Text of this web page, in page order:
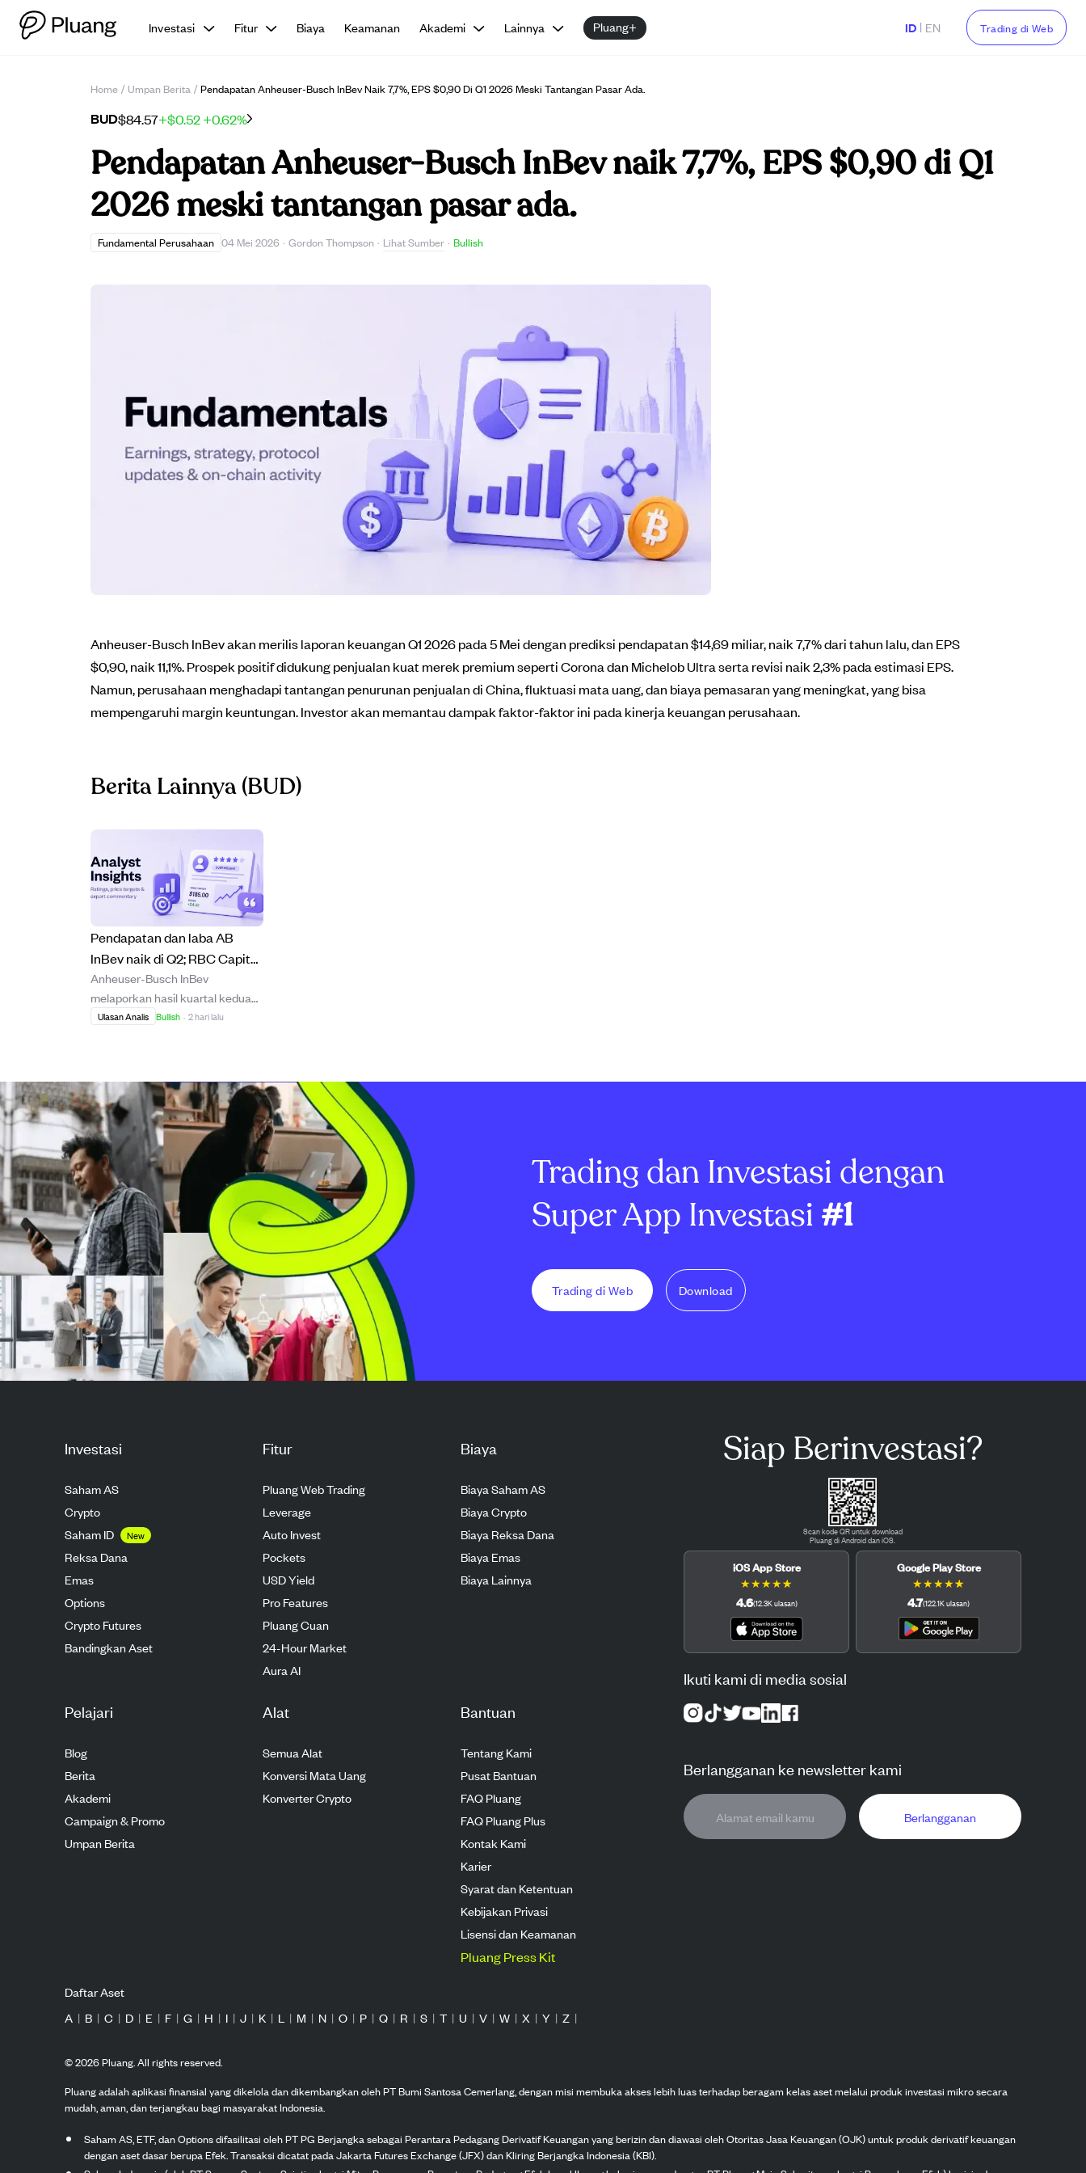
Investasi Fitur Biaya Keamanan Akademi Lainnya Pluang+ ID | EN Trading di Web
Home / Umpan Berita / Pendapatan Anheuser-Busch InBev Naik 7,7%, EPS $0,90 Di Q1 2026 Meski Tantangan Pasar Ada.
BUD$84.57+$0.52+0.62%
Pendapatan Anheuser-Busch InBev naik 7,7%, EPS $0,90 di Q1
2026 meski tantangan pasar ada.
Fundamental Perusahaan 04 Mei 2026 · Gordon Thompson · Lihat Sumber · Bullish
Anheuser-Busch InBev akan merilis laporan keuangan Q1 2026 pada 5 Mei dengan prediksi pendapatan $14,69 miliar, naik 7,7% dari tahun lalu, dan EPS
$0,90, naik 11,1%. Prospek positif didukung penjualan kuat merek premium seperti Corona dan Michelob Ultra serta revisi naik 2,3% pada estimasi EPS.
Namun, perusahaan menghadapi tantangan penurunan penjualan di China, fluktuasi mata uang, dan biaya pemasaran yang meningkat, yang bisa
mempengaruhi margin keuntungan. Investor akan memantau dampak faktor-faktor ini pada kinerja keuangan perusahaan.
Berita Lainnya(BUD)
Pendapatan dan laba AB
InBev naik di Q2; RBC Capital
naikkan target harga ke EUR
93
Anheuser-Busch InBev
melaporkan hasil kuartal kedua
yang kuat dengan pendapatan
volume di pasar utama dan
pertumbuhan merek besar. RBC
Capital mempertahankan
peringkat "...
Ulasan Analis Bullish · 2 hari lalu
Trading dan Investasi dengan
Super App Investasi #1
Trading di Web Download
Investasi
Saham AS
Crypto
Saham ID
New
Reksa Dana
Emas
Options
Crypto Futures
Bandingkan Aset
Fitur
Pluang Web Trading
Leverage
Auto Invest
Pockets
USD Yield
Pro Features
Pluang Cuan
24-Hour Market
Aura AI
Biaya
Biaya Saham AS
Biaya Crypto
Biaya Reksa Dana
Biaya Emas
Biaya Lainnya
Pelajari
Blog
Berita
Akademi
Campaign & Promo
Umpan Berita
Alat
Semua Alat
Konversi Mata Uang
Konverter Crypto
Bantuan
Tentang Kami
Pusat Bantuan
FAQ Pluang
FAQ Pluang Plus
Kontak Kami
Karier
Syarat dan Ketentuan
Kebijakan Privasi
Lisensi dan Keamanan
Pluang Press Kit
Siap Berinvestasi?
Scan kode QR untuk download
Pluang di Android dan iOS.
iOS App Store
★★★★★
4.6(12.3Kulasan)
Google Play Store
★★★★★
4.7(122.1Kulasan)
Ikuti kami di media sosial
Berlangganan ke newsletter kami
Berlangganan
Daftar Aset
A | B | C | D | E | F | G | H | I | J | K | L | M | N | O | P | Q | R | S | T | U | V | W | X | Y | Z |
©2026Pluang. All rights reserved.
Pluang adalah aplikasi finansial yang dikelola dan dikembangkan oleh PT Bumi Santosa Cemerlang, dengan misi membuka akses lebih luas terhadap beragam kelas aset melalui produk investasi mikro secara
mudah, aman, dan terjangkau bagi masyarakat Indonesia.
Saham AS, ETF, dan Options difasilitasi oleh PT PG Berjangka sebagai Perantara Pedagang Derivatif Keuangan yang berizin dan diawasi oleh Otoritas Jasa Keuangan (OJK) untuk produk derivatif keuangan
dengan aset dasar berupa Efek. Transaksi dicatat pada Jakarta Futures Exchange (JFX) dan Kliring Berjangka Indonesia (KBI).